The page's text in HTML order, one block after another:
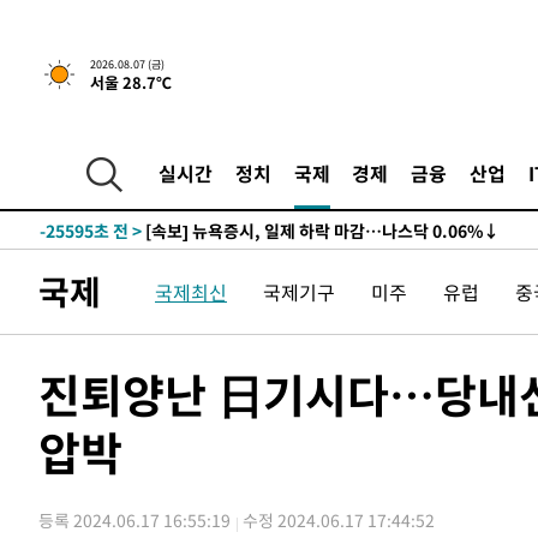
2026.08.07 (금)
서울 28.7℃
실시간 정치 국제 경제 금융 산업
-25595초 전 >
-31029초 전 > 이란, 호르무즈서 "적국 목표물들"과 대치로 남부 케슘
발효
-27895초 전 >
[속보]트럼프, 美 원정출산 금지 행정명령 서명
-25595초 전 >[속보] 뉴욕증시, 일제 하락 마감…나스닥 0.06%↓
례 큰 폭발음
-29744초 전 >[속보]美, 폴리실리콘 수입 규제…파생제품 15% 관세,
발효
-27895초 전 >
-25595초 전 >
국제 국제최신 국제기구 미주 유럽
진퇴양난 日기시다…당
압박
등록 2024.06.17 16:55:19 수정 2024.06.17 17:44:52